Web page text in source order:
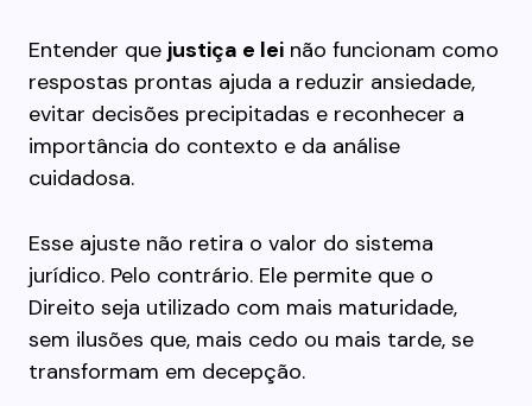
Entender que justiça e lei não funcionam como
respostas prontas ajuda a reduzir ansiedade,
evitar decisões precipitadas e reconhecer a
importância do contexto e da análise
cuidadosa.
Esse ajuste não retira o valor do sistema
jurídico. Pelo contrário. Ele permite que o
Direito seja utilizado com mais maturidade,
sem ilusões que, mais cedo ou mais tarde, se
transformam em decepção.